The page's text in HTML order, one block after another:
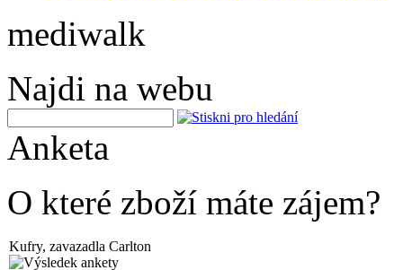
mediwalk
Najdi na webu
Anketa
O které zboží máte zájem?
Kufry, zavazadla Carlton